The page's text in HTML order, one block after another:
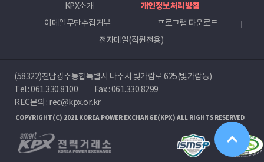
KPX소개
개인정보처리방침
이메일무단수집거부
프로그램 다운로드
전자메일(직원전용)
(58322)전남광주통합특별시 나주시 빛가람로 625(빛가람동)
Tel :061.330.8100
Fax : 061.330.8299
REC문의 : rec@kpx.or.kr
COPYRIGHT(C) 2021 KOREA POWER EXCHANGE(KPX) ALL RIGHTS RESERVED